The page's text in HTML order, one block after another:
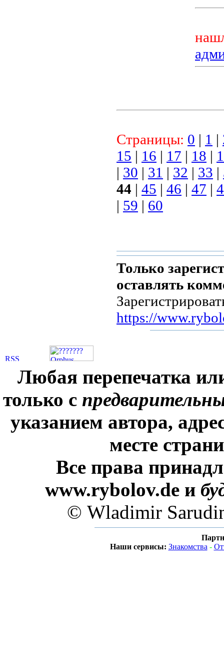
Страницы: 0 | 1 |
15 | 16 | 17 | 18 |
| 30 | 31 | 32 | 33 |
44 | 45 | 46 | 47 |
| 59 | 60
Только
оставлять
https://
Любая перепечатка
только с
указанием автора,
месте
Все права
www.rybolov.de и
© Wladimir
Наши сервисы: Знакомства -